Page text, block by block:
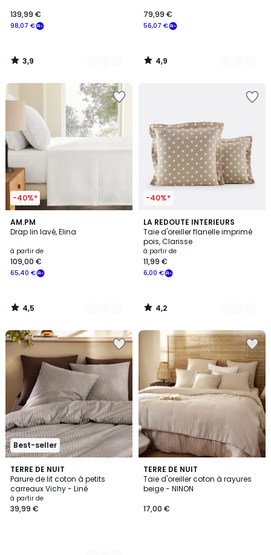
98,07 €
139,99 €
3,9
/
56,07 €
79,99 €
4,9
/
-40%*
AM.PM
Drap lin lavé, Elina
à partir de
65,40 €
109,00 €
4,5
/ 5
23
Couleurs
4,5
/
-40%*
LA REDOUTE INTERIEURS
Taie d'oreiller flanelle imprimé
pois, Clarisse
à partir de
6,00 €
11,99 €
4,2
/ 5
5
Couleurs
4,2
/
Best-seller
TERRE DE NUIT
Parure de lit coton à petits
carreaux Vichy - Liné
à partir de
39,99 €
4
Couleurs
TERRE DE NUIT
Taie d'oreiller coton à rayures
beige - NINON
17,00 €